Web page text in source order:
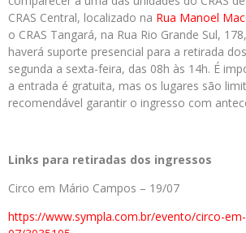
CRAS Central, localizado na Rua Manoel
o CRAS Tangará, na Rua Rio Grande Sul,
haverá suporte presencial para a retirada
segunda a sexta-feira, das 08h às 14h. É
a entrada é gratuita, mas os lugares são
recomendável garantir o ingresso com
Links para retiradas dos ingressos
Circo em Mário Campos – 19/07
https://www.sympla.com.br/evento/circo-